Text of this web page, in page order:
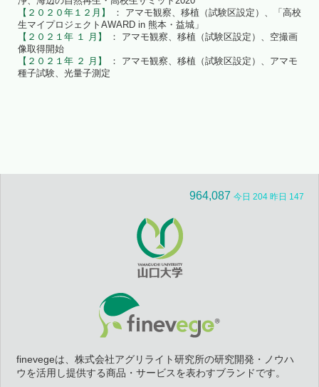
【２０２０年１２月】
： アマモ観察、移植（試験区設定）、「高校
生マイプロジェクトAWARD in 熊本・益城」
【２０２１年 １ 月】
： アマモ観察、移植（試験区設定）、空撮画
像取得開始
【２０２１年 ２ 月】
： アマモ観察、移植（試験区設定）、アマモ
種子試験、光量子測定
964,087 今日 204 昨日 147
finevegeは、株式会社アグリライト研究所の研究開発・ノウハ
ウを活用し提供する商品・サービスを表わすブランドです。